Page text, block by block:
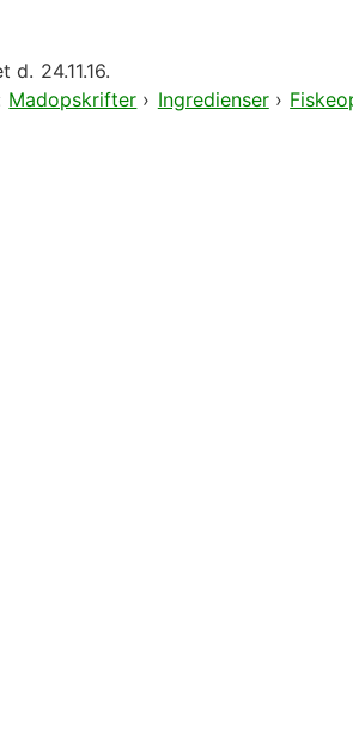
d. 24.11.16.
Madopskrifter › Ingredienser›